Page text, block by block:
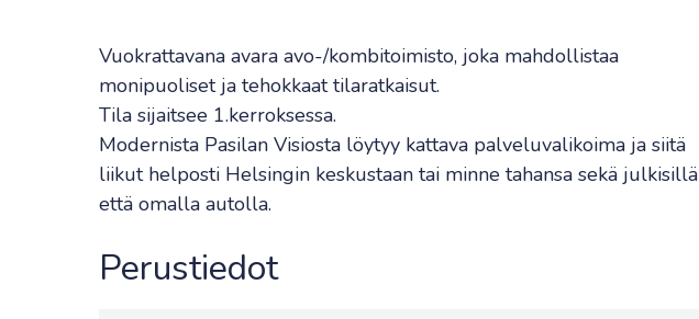
Vuokrattavana avara avo-/kombitoimisto, joka mahdollistaa
monipuoliset ja tehokkaat tilaratkaisut.
Tila sijaitsee 1.kerroksessa.
Modernista Pasilan Visiosta löytyy kattava palveluvalikoima ja siitä
liikut helposti Helsingin keskustaan tai minne tahansa sekä julkisillä
että omalla autolla.
Perustiedot